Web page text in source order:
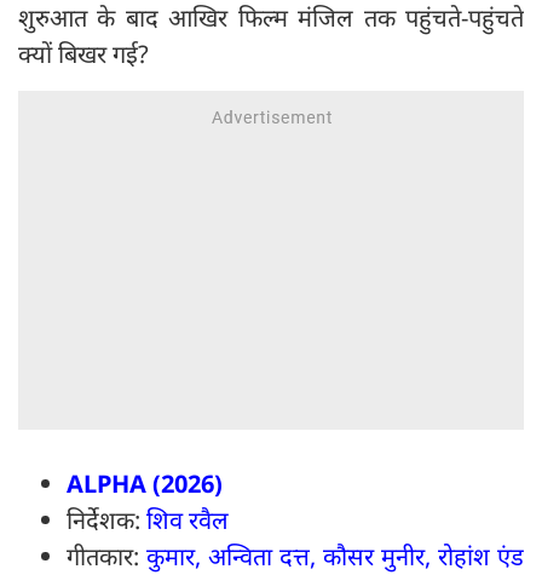
शुरुआत के बाद आखिर फिल्म मंजिल तक पहुंचते-पहुंचते
क्यों बिखर गई?
ALPHA (2026)
निर्देशक: शिव रवैल
गीतकार: कुमार, अन्विता दत्त, कौसर मुनीर, रोहांश एंड